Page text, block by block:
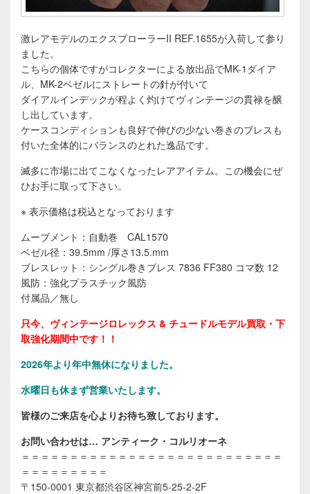
激レアモデルのエクスプローラーII REF.1655が入荷して参り
ました。
こちらの個体ですがコレクターによる放出品でMK-1ダイア
ル、MK-2ベゼルにストレートの針が付いて
ダイアルインデックが程よく灼けてヴィンテージの貫禄を醸
し出しています。
ケースコンディションも良好で伸びの少ない巻きのブレスも
付いた全体的にバランスのとれた逸品です。
滅多に市場に出てこなくなったレアアイテム。この機会にぜ
ひお手に取って下さい。
※ 表示価格は税込となっております
ムーブメント：自動巻 CAL1570
ベゼル径：39.5mm /厚さ13.5.mm
ブレスレット：シングル巻きブレス 7836 FF380 コマ数 12
風防：強化プラスチック風防
付属品／無し
只今、ヴィンテージロレックス & チュードルモデル買取・下
取強化期間中です！！
2026年より年中無休になりました。
水曜日も休まず営業いたします。
皆様のご来店を心よりお待ち致しております。
お問い合わせは… アンティーク・コルリオーネ
＝＝＝＝＝＝＝＝＝＝＝＝＝＝＝＝＝＝＝＝＝＝＝＝＝＝＝
＝＝＝＝＝＝＝＝＝
〒150-0001 東京都渋谷区神宮前5-25-2-2F